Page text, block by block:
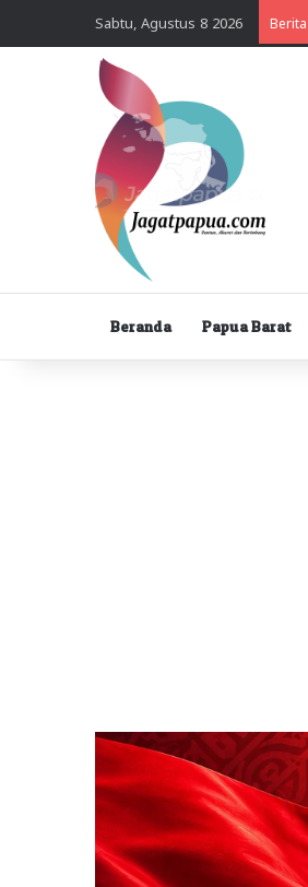
Sabtu, Agustus 8 2026
Beranda Papua Barat